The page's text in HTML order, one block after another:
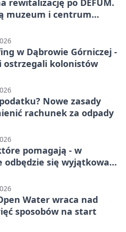
muzeum i centrum
w Dąbrowie Górniczej -
ostrzegali kolonistów
Nowe zasady
rachunek za odpady
pomagają - w
odbędzie się wyjątkowa
Water wraca nad
sposobów na start